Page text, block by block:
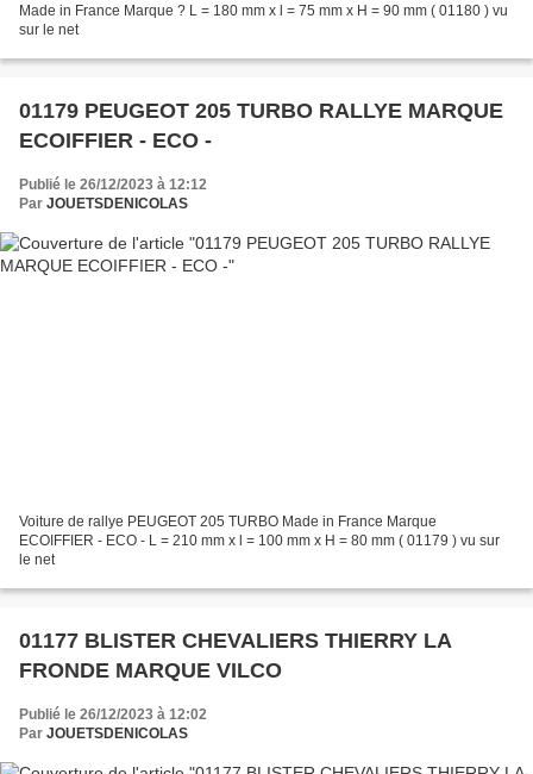
Made in France Marque ? L = 180 mm x l = 75 mm x H = 90 mm ( 01180 ) vu
sur le net
01179 PEUGEOT 205 TURBO RALLYE MARQUE
ECOIFFIER - ECO -
Publié le 26/12/2023 à 12:12
Par JOUETSDENICOLAS
Voiture de rallye PEUGEOT 205 TURBO Made in France Marque
ECOIFFIER - ECO - L = 210 mm x l = 100 mm x H = 80 mm ( 01179 ) vu sur
le net
01177 BLISTER CHEVALIERS THIERRY LA
FRONDE MARQUE VILCO
Publié le 26/12/2023 à 12:02
Par JOUETSDENICOLAS